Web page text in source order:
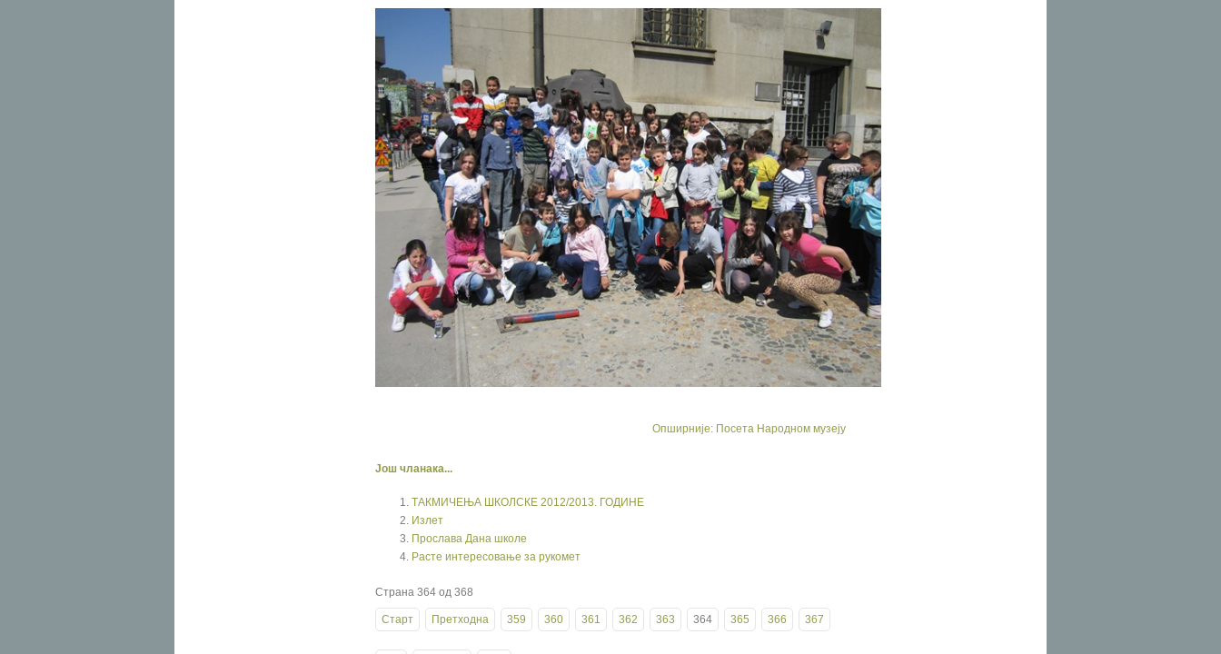
Опширније: Посета Народном музеју
Још чланака...
ТАКМИЧЕЊА ШКОЛСКЕ 2012/2013. ГОДИНЕ
Излет
Прослава Дана школе
Расте интересовање за рукомет
Страна 364 од 368
Старт Претходна 359 360 361 362 363 364 365 366 367